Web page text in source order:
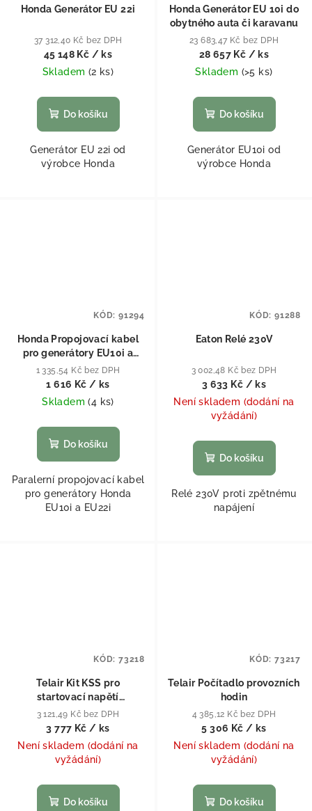
Honda Generátor EU 22i
37 312,40 Kč bez DPH
45 148 Kč / ks
Skladem (2 ks)
Do košíku
Generátor EU 22i od
výrobce Honda
Honda Generátor EU 10i do
obytného auta či karavanu
23 683,47 Kč bez DPH
28 657 Kč / ks
Skladem (>5 ks)
Do košíku
Generátor EU10i od
výrobce Honda
Honda Propojovací kabel
pro generátory EU10i a
EU22i Pro EU10i
1 335,54 Kč bez DPH
1 616 Kč / ks
Skladem(4 ks)
Do košíku
Paralerní propojovací kabel
pro generátory Honda
EU10i a EU22i
KÓD: 91294
Eaton Relé 230V
3 002,48 Kč bez DPH
3 633 Kč / ks
Není skladem (dodání na
vyžádání)
Do košíku
Relé 230V proti zpětnému
napájení
KÓD: 91288
Telair Kit KSS pro
startovací napětí
generátoru
3 121,49 Kč bez DPH
3 777 Kč / ks
Není skladem (dodání na
vyžádání)
Do košíku
KÓD: 73218
Telair Počítadlo provozních
hodin
4 385,12 Kč bez DPH
5 306 Kč / ks
Není skladem (dodání na
vyžádání)
Do košíku
KÓD: 73217